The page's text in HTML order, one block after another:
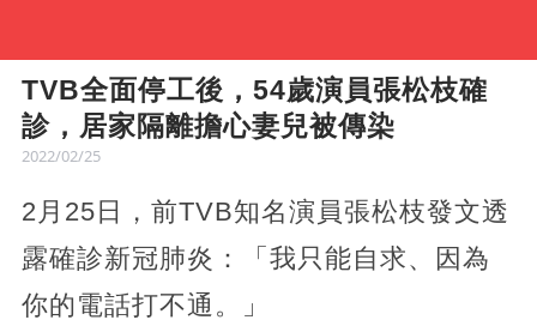
TVB全面停工後，54歲演員張松枝確
診，居家隔離擔心妻兒被傳染
2022/02/25
2月25日，前TVB知名演員張松枝發文透
露確診新冠肺炎：「我只能自求、因為
你的電話打不通。」